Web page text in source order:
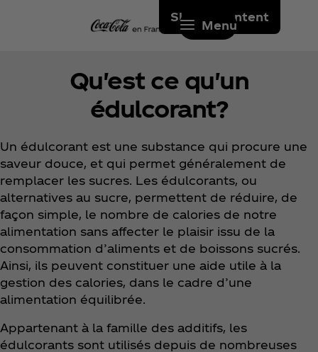
Skip to content
Menu
Qu'est ce qu'un
édulcorant?
Un édulcorant est une substance qui procure une
saveur douce, et qui permet généralement de
remplacer les sucres. Les édulcorants, ou
alternatives au sucre, permettent de réduire, de
façon simple, le nombre de calories de notre
alimentation sans affecter le plaisir issu de la
consommation d’aliments et de boissons sucrés.
Ainsi, ils peuvent constituer une aide utile à la
gestion des calories, dans le cadre d’une
alimentation équilibrée.
Appartenant à la famille des additifs, les
édulcorants sont utilisés depuis de nombreuses